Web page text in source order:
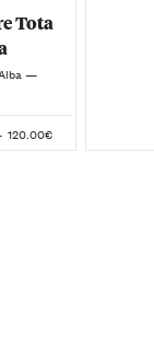
Tota
—
120.00€